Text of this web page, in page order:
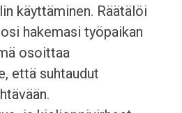
käyttäminen. Räätälöi
hakemasi työpaikan
osoittaa
että suhtaudut